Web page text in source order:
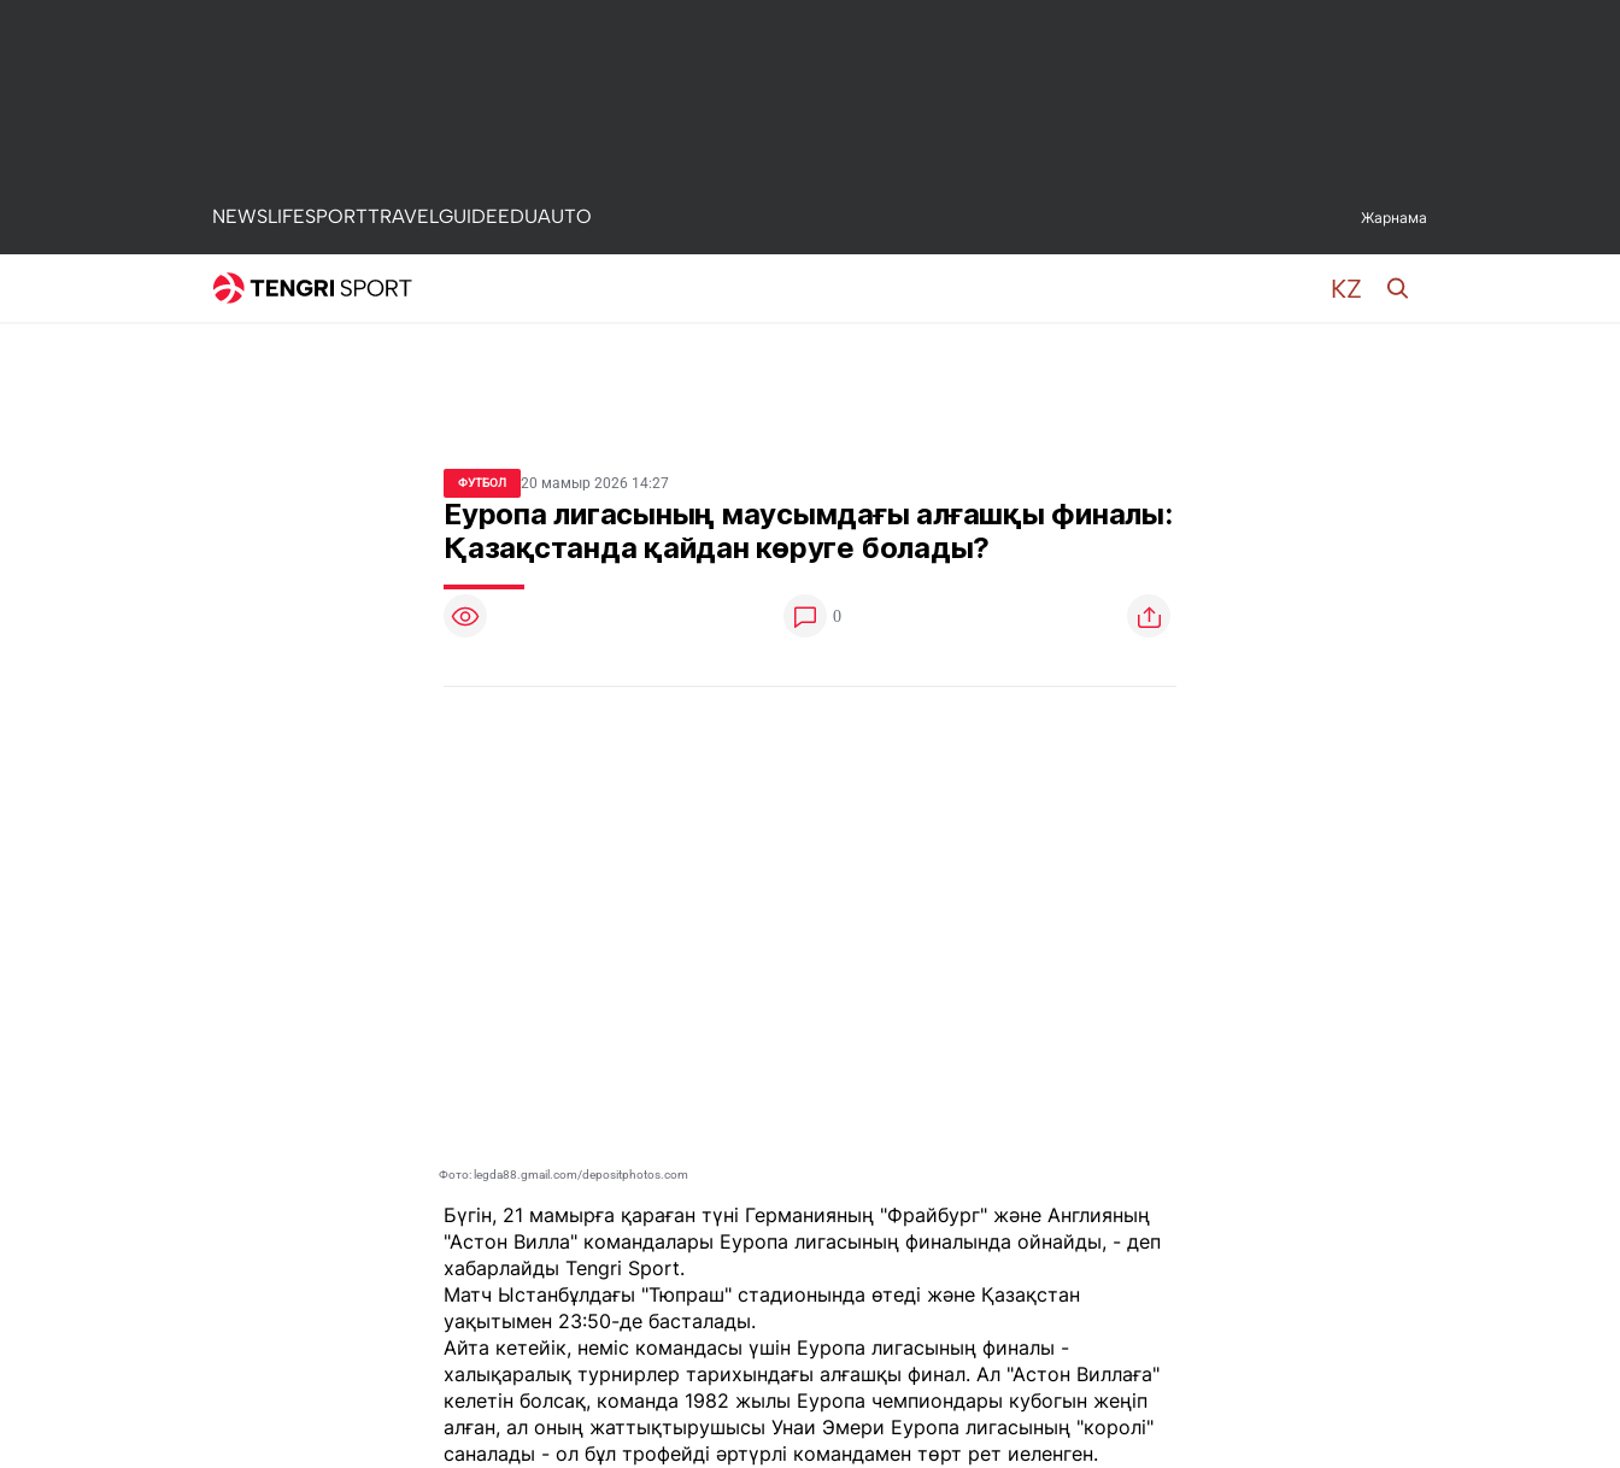
NEWSLIFESPORTTRAVELGUIDEEDUAUTO Жарнама
ФУТБОЛ 20 мамыр 2026 14:27
Еуропа лигасының маусымдағы алғашқы финалы:
Қазақстанда қайдан көруге болады?
0
Фото: legda88.gmail.com/depositphotos.com
Бүгін, 21 мамырға қараған түні Германияның "Фрайбург" және Англияның
"Астон Вилла" командалары Еуропа лигасының финалында ойнайды, - деп
хабарлайды Tengri Sport.
Матч Ыстанбұлдағы "Тюпраш" стадионында өтеді және Қазақстан
уақытымен 23:50-де басталады.
Айта кетейік, неміс командасы үшін Еуропа лигасының финалы -
халықаралық турнирлер тарихындағы алғашқы финал. Ал "Астон Виллаға"
келетін болсақ, команда 1982 жылы Еуропа чемпиондары кубогын жеңіп
алған, ал оның жаттықтырушысы Унаи Эмери Еуропа лигасының "королі"
саналады - ол бұл трофейді әртүрлі командамен төрт рет иеленген.